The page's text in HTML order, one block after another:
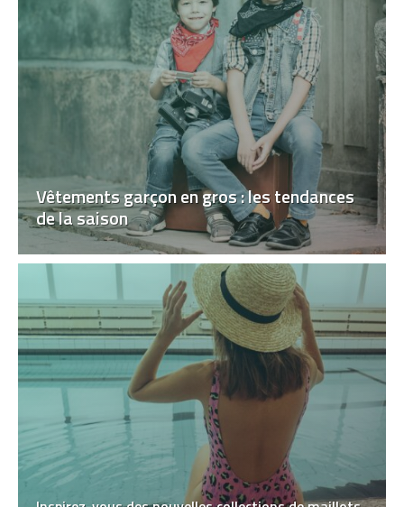
Vêtements garçon en gros : les tendances
de la saison